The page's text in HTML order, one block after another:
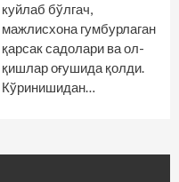
куйлаб бўлгач,
мажлисхона гумбурлаган
қарсак садолари ва ол­
қишлар оғушида қолди.
Кўринишидан…